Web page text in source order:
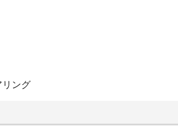
ング